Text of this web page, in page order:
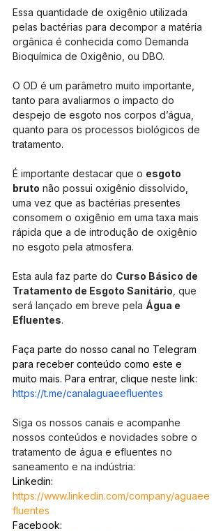
Essa quantidade de oxigênio utilizada
pelas bactérias para decompor a matéria
orgânica é conhecida como Demanda
Bioquímica de Oxigênio, ou DBO.
O OD é um parâmetro muito importante,
tanto para avaliarmos o impacto do
despejo de esgoto nos corpos d’água,
quanto para os processos biológicos de
tratamento.
É importante destacar que o esgoto
bruto não possui oxigênio dissolvido,
uma vez que as bactérias presentes
consomem o oxigênio em uma taxa mais
rápida que a de introdução de oxigênio
no esgoto pela atmosfera.
Esta aula faz parte do Curso Básico de
Tratamento de Esgoto Sanitário , que
será lançado em breve pela Água e
Efluentes.
Faça parte do nosso canal no Telegram
para receber conteúdo como este e
muito mais. Para entrar, clique neste link:
https://t.me/canalaguaeefluentes
Siga os nossos canais e acompanhe
nossos conteúdos e novidades sobre o
tratamento de água e efluentes no
saneamento e na indústria:
Linkedin:
https://www.linkedin.com/company/aguaee
fluentes
Facebook: